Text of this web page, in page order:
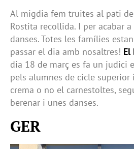
Al migdia fem truites al pati de
Rostita recollida. I per acabar
danses. Totes les famílies
passar el dia amb nosaltres! El
dia 18 de març es fa un judici
pels alumnes de cicle superior
crema o no el carnestoltes,
berenar i unes danses.
GER